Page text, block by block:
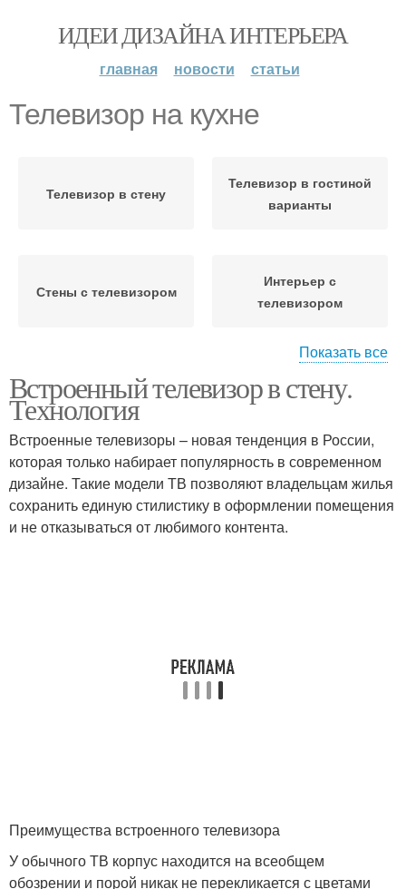
ИДЕИ ДИЗАЙНА ИНТЕРЬЕРА
главная новости статьи
Телевизор на кухне
Телевизор в стену
Телевизор в гостиной
варианты
Стены с телевизором
Интерьер с
телевизором
Телевизор над
холодильником
Телевизор на дверце
Телевизор в шкаф Мебель под телевизор
Показать все
Встроенный телевизор в стену.
Технология
Встроенные телевизоры – новая тенденция в России,
которая только набирает популярность в современном
дизайне. Такие модели ТВ позволяют владельцам жилья
сохранить единую стилистику в оформлении помещения
и не отказываться от любимого контента.
Преимущества встроенного телевизора
У обычного ТВ корпус находится на всеобщем
обозрении и порой никак не перекликается с цветами